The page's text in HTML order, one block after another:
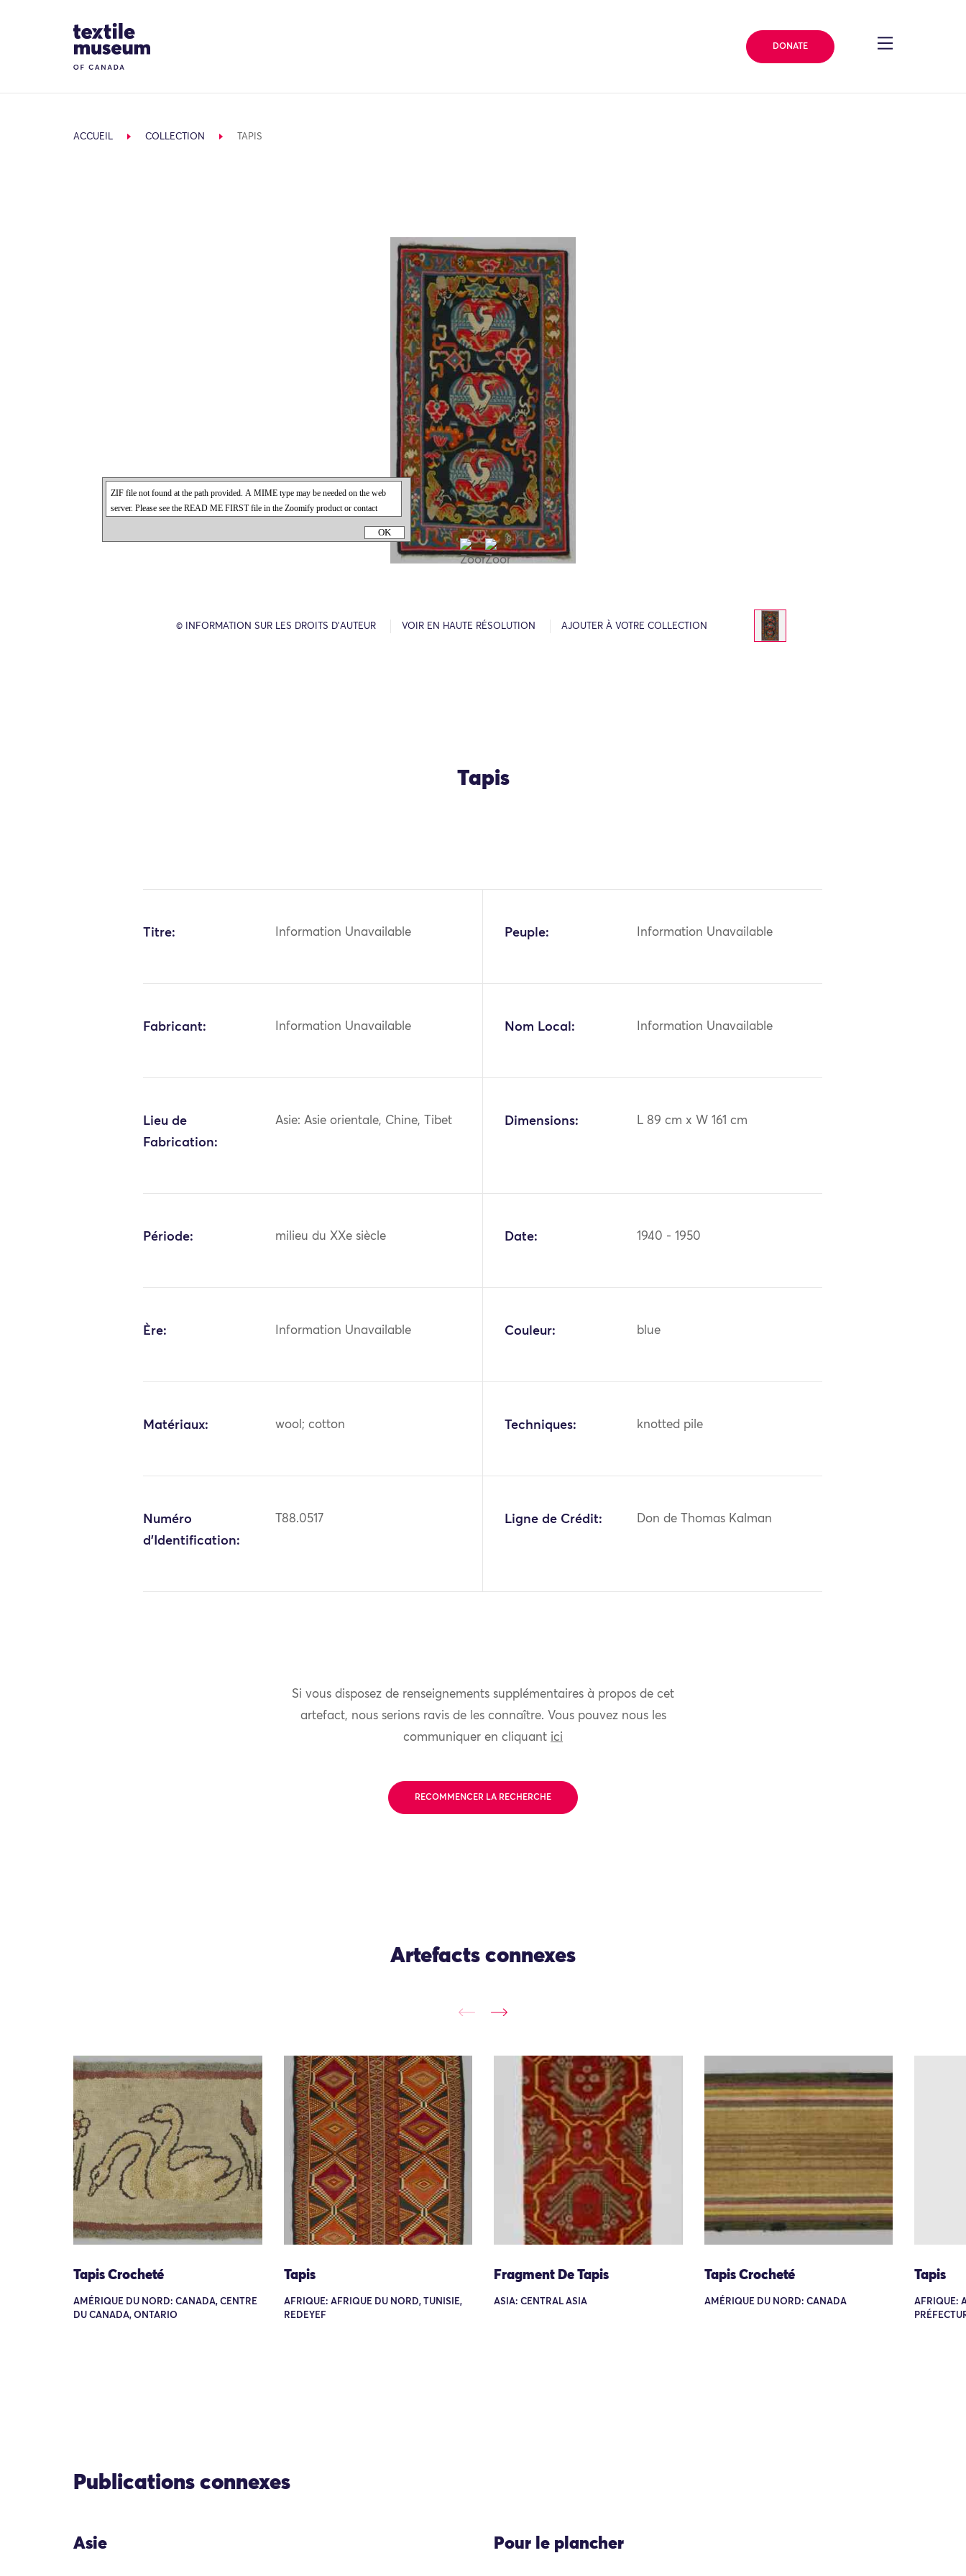
Site Logo
DONATE
ACCUEIL COLLECTION TAPIS
OK
© INFORMATION SUR LES DROITS D’AUTEUR VOIR EN HAUTE RÉSOLUTION AJOUTER À VOTRE COLLECTION
Tapis
Titre: Information Unavailable Peuple: Information Unavailable
Fabricant: Information Unavailable Nom Local: Information Unavailable
Lieu de
Fabrication:
Asie: Asie orientale, Chine, Tibet Dimensions: L 89 cm x W 161 cm
Période: milieu du XXe siècle Date: 1940 - 1950
Ère: Information Unavailable Couleur: blue
Matériaux: wool; cotton Techniques: knotted pile
Numéro
d'Identification:
T88.0517 Ligne de Crédit: Don de Thomas Kalman
Si vous disposez de renseignements supplémentaires à propos de cet
artefact, nous serions ravis de les connaître. Vous pouvez nous les
communiquer en cliquant ici
RECOMMENCER LA RECHERCHE
Artefacts connexes
Tapis Crocheté
AMÉRIQUE DU NORD: CANADA, CENTRE
DU CANADA, ONTARIO
Tapis
AFRIQUE: AFRIQUE DU NORD, TUNISIE,
REDEYEF
Fragment De Tapis
ASIA: CENTRAL ASIA
Tapis Crocheté
AMÉRIQUE DU NORD: CANADA
Tapis
AFRIQUE:
Publications connexes
Asie Pour le plancher